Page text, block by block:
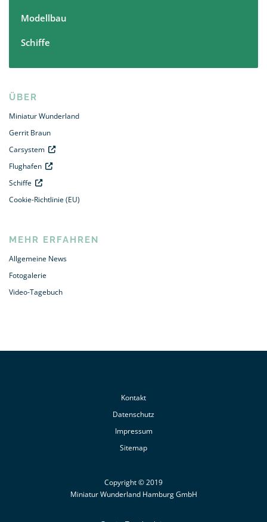
Modellbau
Schiffe
ÜBER
Miniatur Wunderland
Gerrit Braun
Carsystem
Flughafen
Schiffe
Cookie-Richtlinie (EU)
MEHR ERFAHREN
Allgemeine News
Fotogalerie
Video-Tagebuch
Kontakt
Datenschutz
Impressum
Sitemap
Copyright © 2019
Miniatur Wunderland Hamburg GmbH